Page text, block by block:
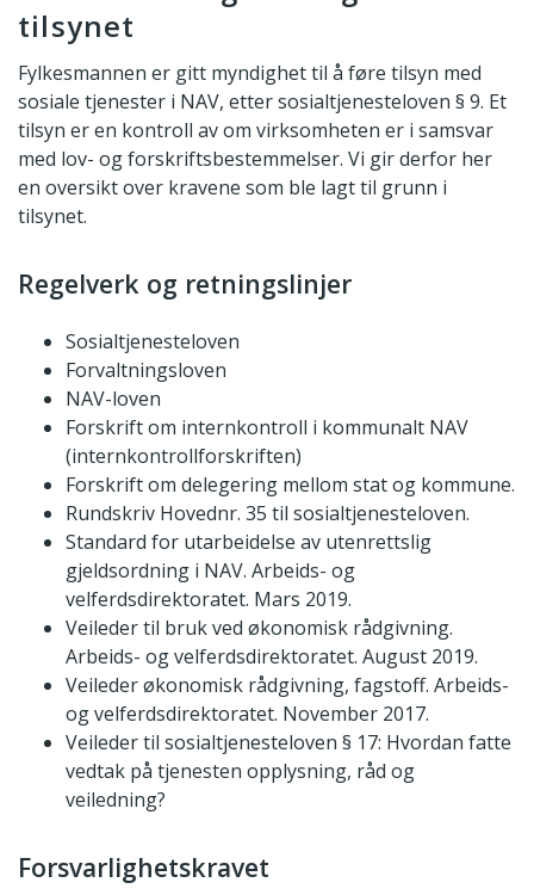
tilsynet
Fylkesmannen er gitt myndighet til å føre tilsyn med
sosiale tjenester i NAV, etter sosialtjenesteloven § 9. Et
tilsyn er en kontroll av om virksomheten er i samsvar
med lov- og forskriftsbestemmelser. Vi gir derfor her
en oversikt over kravene som ble lagt til grunn i
tilsynet.
Regelverk og retningslinjer
Sosialtjenesteloven
Forvaltningsloven
NAV-loven
Forskrift om internkontroll i kommunalt NAV
(internkontrollforskriften)
Forskrift om delegering mellom stat og kommune.
Rundskriv Hovednr. 35 til sosialtjenesteloven.
Standard for utarbeidelse av utenrettslig
gjeldsordning i NAV. Arbeids- og
velferdsdirektoratet. Mars 2019.
Veileder til bruk ved økonomisk rådgivning.
Arbeids- og velferdsdirektoratet. August 2019.
Veileder økonomisk rådgivning, fagstoff. Arbeids-
og velferdsdirektoratet. November 2017.
Veileder til sosialtjenesteloven § 17: Hvordan fatte
vedtak på tjenesten opplysning, råd og
veiledning?
Forsvarlighetskravet